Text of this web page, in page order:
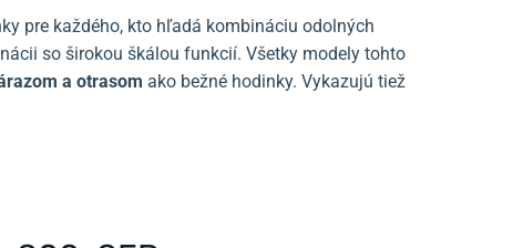
pre každého, kto hľadá kombináciu odolných
so širokou škálou funkcií. Všetky modely tohto
a otrasom ako bežné hodinky. Vykazujú tiež